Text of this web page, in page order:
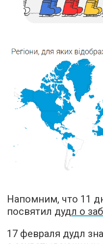
Напомним, что 11
посвятил дудл о
17 февраля дудл